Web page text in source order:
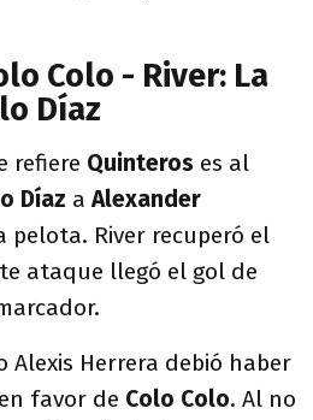
Colo - River: La
Díaz
refiere Quinteros es al
Díaz aAlexander
pelota. River recuperó el
ataque llegó el gol de
Alexis Herrera debió haber
favor de Colo Colo. Al no